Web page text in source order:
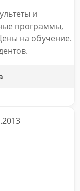
и
программы,
на обучение.